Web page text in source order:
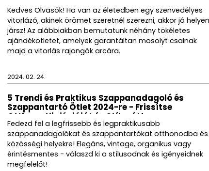
Kedves Olvasók! Ha van az életedben egy szenvedélyes
vitorlázó, akinek örömet szeretnél szerezni, akkor jó helyen
jársz! Az alábbiakban bemutatunk néhány tökéletes
ajándékötletet, amelyek garantáltan mosolyt csalnak
majd a vitorlás rajongók arcára.
2024. 02. 24.
5 Trendi és Praktikus Szappanadagoló és
Szappantartó Ötlet 2024-re - Frissítse
Otthona Higiéniáját és Stílusát!
Fedezd fel a legfrissebb és legpraktikusabb
szappanadagolókat és szappantartókat otthonodba és
közösségi helyekre! Elegáns, vintage, organikus vagy
érintésmentes - válaszd ki a stílusodnak és igényeidnek
megfelelőt!